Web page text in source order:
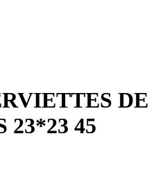
DE
23*23 45